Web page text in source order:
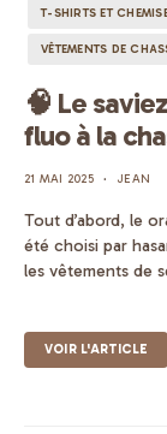
T-SHIRTS ET
VÊTEMENTS DE
🧠 Le
fluo à la
21 MAI 2025 JEAN
Tout d’abord, le
été choisi par
les vêtements de
VOIR L'ARTICLE